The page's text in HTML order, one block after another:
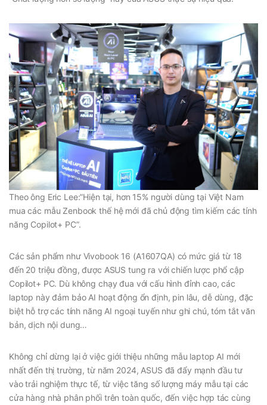
Theo ông Eric Lee:”Hiện tại, hơn 15% người dùng tại Việt Nam
mua các mẫu Zenbook thế hệ mới đã chủ động tìm kiếm các tính
năng Copilot+ PC”.
Các sản phẩm như Vivobook 16 (A1607QA) có mức giá từ 18
đến 20 triệu đồng, được ASUS tung ra với chiến lược phổ cập
Copilot+ PC. Dù không chạy đua với cấu hình đỉnh cao, các
laptop này đảm bảo AI hoạt động ổn định, pin lâu, dễ dùng, đặc
biệt hỗ trợ các tính năng AI ngoại tuyến như ghi chú, tóm tắt văn
bản, dịch nội dung…
Không chỉ dừng lại ở việc giới thiệu những mẫu laptop AI mới
nhất đến thị trường, từ năm 2024, ASUS đã đẩy mạnh đầu tư
vào trải nghiệm thực tế, từ việc tăng số lượng máy mẫu tại các
cửa hàng nhà phân phối trên toàn quốc, đến việc hợp tác cùng